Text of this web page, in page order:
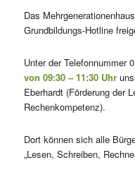
Das
Grundbildungs-Hotline
Unter der Telefonnummer
von 09:30 – 11:30 Uhr
Eberhardt (Förderung der
Rechenkompetenz).
Dort können sich alle
„Lesen, Schreiben,